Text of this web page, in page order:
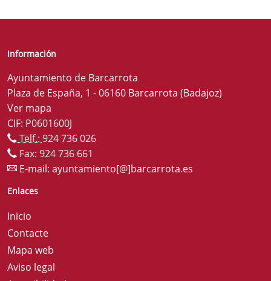
Información
Ayuntamiento de Barcarrota
Plaza de España, 1 - 06160 Barcarrota (Badajoz)
Ver mapa
CIF: P0601600J
Telf.: 924 736 026
Fax: 924 736 661
E-mail: ayuntamiento[@]barcarrota.es
Enlaces
Inicio
Contacte
Mapa web
Aviso legal